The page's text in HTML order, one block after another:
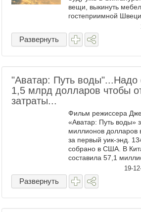
вещи, выкинуть
гостеприимной
жизнь)) А у вас какая
выходных?)) ...
Развернуть
"Аватар: Путь воды"...Надо
1,5 млрд долларов чтобы
затраты...
Фильм режиссера
«Аватар: Путь воды»
миллионов долларов
за первый уик-энд.
собрано в США. В
составила 57,1
а в Германии — 20
итоге кассовые ...
19-
Развернуть